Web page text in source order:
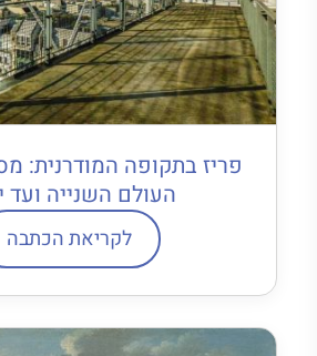
פריז בתקופה המודרנית:
העולם השנייה ועד
לקריאת הכתבה